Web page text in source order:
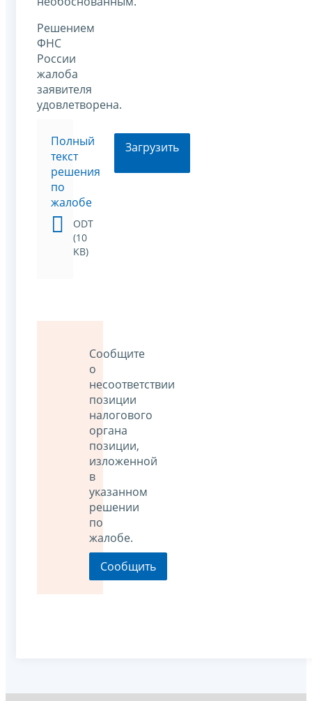
Решением
ФНС
России
жалоба
заявителя
удовлетворена.
Полный
текст
решения
по
жалобе
ODT
(10
KB)
Загрузить
Сообщите
о
несоответствии
позиции
налогового
органа
позиции,
изложенной
в
указанном
решении
по
жалобе.